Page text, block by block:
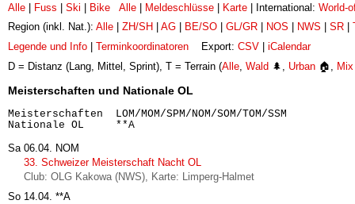
Alle
Fuss Ski Bike Alle Meldeschlüsse Karte | International: World-
Region (inkl. Nat.): Alle ZH/SH AG BE/SO GL/GR NOS NWS SR
Legende und Info
Terminkoordinatoren Export: CSV
iCalendar
D = Distanz (Lang, Mittel, Sprint), T = Terrain (Alle Wald 🌲, Urban 🏠, Mix
Meisterschaften und Nationale OL
Meisterschaften  LOM/MOM/SPM/NOM/SOM/TOM/SSM
Sa 06.04. NOM
33. Schweizer Meisterschaft Nacht OL
Club: OLG Kakowa (NWS), Karte: Limperg-Halmet
So 14.04. **A